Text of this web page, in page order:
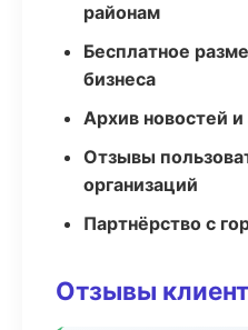
районам
Бесплатное
бизнеса
Архив новостей и
Отзывы
организаций
Партнёрство с
Отзывы